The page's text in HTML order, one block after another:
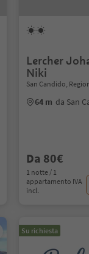
Lercher
Niki
San Candido,
64 m da San
Da 80€
1 notte / 1
appartamento IVA
incl.
Su richiesta